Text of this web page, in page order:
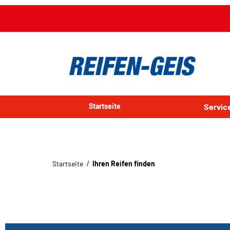
Startseite
Startseite Ihren Reifen finden